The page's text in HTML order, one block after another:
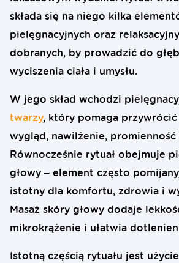
składa się na niego kilka
pielęgnacyjnych oraz
dobranych, by prowadzić do
wyciszenia ciała i umysłu.
W jego skład wchodzi
twarzy, który pomaga
wygląd, nawilżenie,
Równocześnie rytuał obejmuje
głowy – element często
istotny dla komfortu, zdrowia i
Masaż skóry głowy dodaje
mikrokrążenie i ułatwia
Istotną częścią rytuału jest użycie